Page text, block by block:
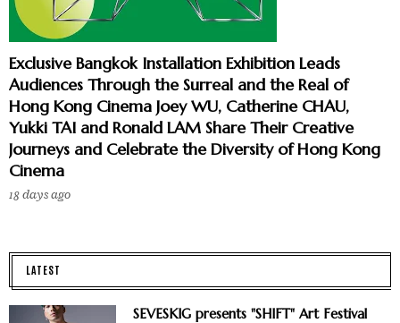
Exclusive Bangkok Installation Exhibition Leads
Audiences Through the Surreal and the Real of
Hong Kong Cinema Joey WU, Catherine CHAU,
Yukki TAI and Ronald LAM Share Their Creative
Journeys and Celebrate the Diversity of Hong Kong
Cinema
18 days ago
LATEST
SEVESKIG presents "SHIFT" Art Festival